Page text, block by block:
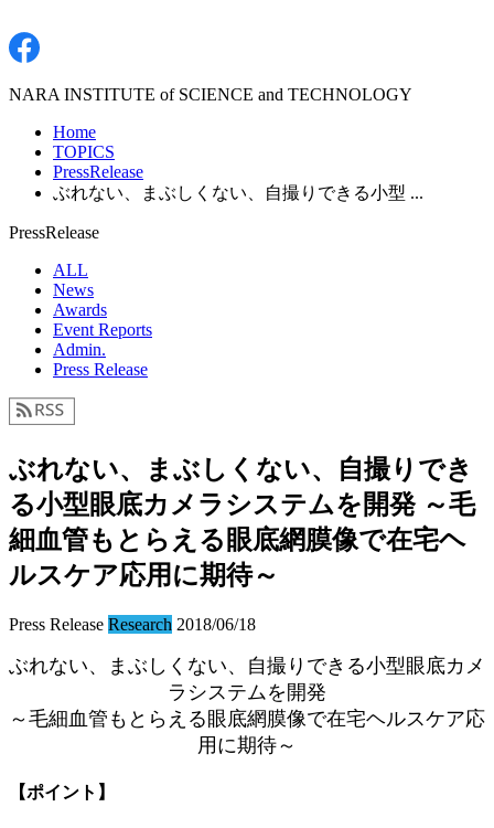
NARA INSTITUTE of SCIENCE and TECHNOLOGY
Home
TOPICS
PressRelease
ぶれない、まぶしくない、自撮りできる小型 ...
PressRelease
ALL
News
Awards
Event Reports
Admin.
Press Release
ぶれない、まぶしくない、自撮りでき
る小型眼底カメラシステムを開発 ～毛
細血管もとらえる眼底網膜像で在宅ヘ
ルスケア応用に期待～
Press Release Research 2018/06/18
ぶれない、まぶしくない、自撮りできる小型眼底カメ
ラシステムを開発
～毛細血管もとらえる眼底網膜像で在宅ヘルスケア応
用に期待～
【ポイント】